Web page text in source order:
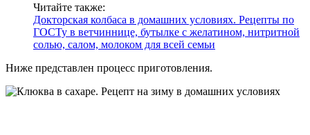
Читайте также:
Докторская колбаса в домашних условиях. Рецепты по
ГОСТу в ветчиннице, бутылке с желатином, нитритной
солью, салом, молоком для всей семьи
Ниже представлен процесс приготовления.